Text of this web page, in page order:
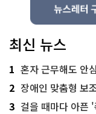
최신 뉴스
1 혼자 근무해도 안
2 장애인 맞춤형 보조
3 걸을 때마다 아픈 '